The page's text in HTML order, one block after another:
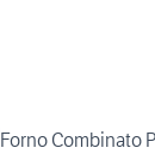
Forno Combinato